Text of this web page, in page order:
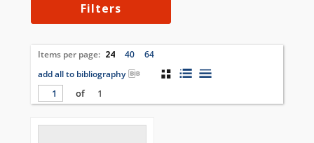
Filters
Items per page: 24 40
64
add all to bibliography
of
1